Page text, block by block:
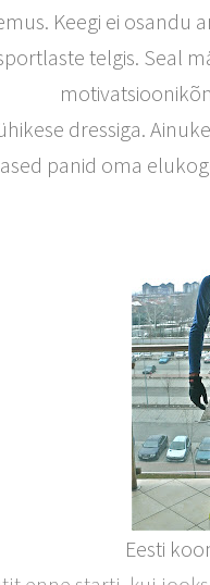
Keegi ei osandu
telgis. Seal
dressiga.
panid oma
Eesti